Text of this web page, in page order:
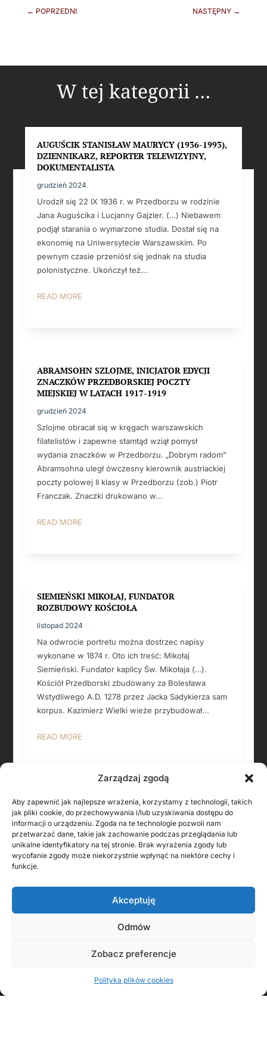
Zarządzaj zgodą
Aby zapewnić jak najlepsze wrażenia, korzystamy z technologii, takich
jak pliki cookie, do przechowywania i/lub uzyskiwania dostępu do
informacji o urządzeniu. Zgoda na te technologie pozwoli nam
przetwarzać dane, takie jak zachowanie podczas przeglądania lub
unikalne identyfikatory na tej stronie. Brak wyrażenia zgody lub
wycofanie zgody może niekorzystnie wpłynąć na niektóre cechy i
funkcje.
Akceptuję
Odmów
Zobacz preferencje
Polityka plików cookies
← POPRZEDNI NASTĘPNY →
W tej kategorii …
AUGUŚCIK STANISŁAW MAURYCY (1936-1993),
DZIENNIKARZ, REPORTER TELEWIZYJNY,
DOKUMENTALISTA
grudzień 2024
Urodził się 22 IX 1936 r. w Przedborzu w rodzinie
Jana Auguścika i Lucjanny Gajzler. (…) Niebawem
podjął starania o wymarzone studia. Dostał się na
ekonomię na Uniwersytecie Warszawskim. Po
pewnym czasie przeniósł się jednak na studia
polonistyczne. Ukończył też...
READ MORE
ABRAMSOHN SZLOJME, INICJATOR EDYCJI
ZNACZKÓW PRZEDBORSKIEJ POCZTY
MIEJSKIEJ W LATACH 1917-1919
grudzień 2024
Szlojme obracał się w kręgach warszawskich
filatelistów i zapewne stamtąd wziął pomysł
wydania znaczków w Przedborzu. „Dobrym radom”
Abramsohna uległ ówczesny kierownik austriackiej
poczty polowej II klasy w Przedborzu (zob.) Piotr
Franczak. Znaczki drukowano w...
READ MORE
SIEMIEŃSKI MIKOŁAJ, FUNDATOR
ROZBUDOWY KOŚCIOŁA
listopad 2024
Na odwrocie portretu można dostrzec napisy
wykonane w 1874 r. Oto ich treść: Mikołaj
Siemieński. Fundator kaplicy Św. Mikołaja (…).
Kościół Przedborski zbudowany za Bolesława
Wstydliwego A.D. 1278 przez Jacka Sadykierza sam
korpus. Kazimierz Wielki wieże przybudował...
READ MORE
KONTAKT Z AUTOREM
FOLLOW